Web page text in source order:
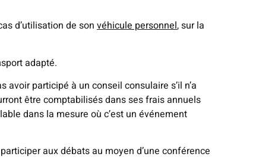
d’utilisation de son véhicule personnel, sur la
adapté.
participé à un conseil consulaire s’il n’a
être comptabilisés dans ses frais annuels
dans la mesure où c’est un événement
aux débats au moyen d’une conférence